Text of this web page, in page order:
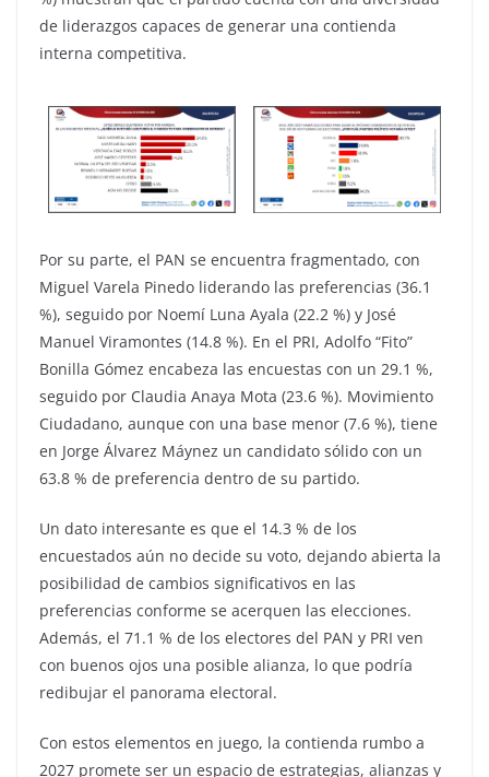
de liderazgos capaces de generar una contienda
interna competitiva.
Por su parte, el PAN se encuentra fragmentado, con
Miguel Varela Pinedo liderando las preferencias (36.1
%), seguido por Noemí Luna Ayala (22.2 %) y José
Manuel Viramontes (14.8 %). En el PRI, Adolfo “Fito”
Bonilla Gómez encabeza las encuestas con un 29.1 %,
seguido por Claudia Anaya Mota (23.6 %). Movimiento
Ciudadano, aunque con una base menor (7.6 %), tiene
en Jorge Álvarez Máynez un candidato sólido con un
63.8 % de preferencia dentro de su partido.
Un dato interesante es que el 14.3 % de los
encuestados aún no decide su voto, dejando abierta la
posibilidad de cambios significativos en las
preferencias conforme se acerquen las elecciones.
Además, el 71.1 % de los electores del PAN y PRI ven
con buenos ojos una posible alianza, lo que podría
redibujar el panorama electoral.
Con estos elementos en juego, la contienda rumbo a
2027 promete ser un espacio de estrategias, alianzas y